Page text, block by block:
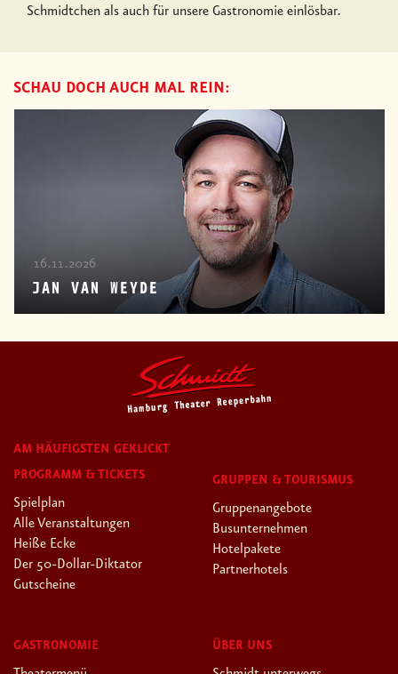
Schmidtchen als auch für unsere Gastronomie einlösbar.
SCHAU DOCH AUCH MAL REIN:
16.11.2026
JAN VAN WEYDE
AM HÄUFIGSTEN GEKLICKT
PROGRAMM & TICKETS
Spielplan
Alle Veranstaltungen
Heiße Ecke
Der 50-Dollar-Diktator
Gutscheine
GRUPPEN & TOURISMUS
Gruppenangebote
Busunternehmen
Hotelpakete
Partnerhotels
GASTRONOMIE ÜBER UNS